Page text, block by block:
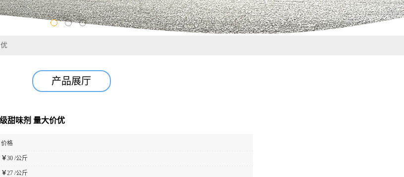
产品展厅
甜味剂 量大价优
价格
￥30 /公斤
￥27 /公斤